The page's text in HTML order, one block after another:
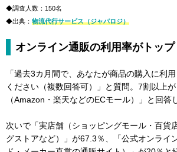
◆調査人数：150名
◆出典： 物流代行サービス（ジャパロジ）
オンライン通販の利用率がトップ
「過去3カ月間で、あなたが商品の購入に利
ください（複数回答可）」と質問。7割以上
（Amazon・楽天などのECモール）」と回答
次いで「実店舗（ショッピングモール・百貨
グストアなど）」が67.3％、「公式オンライ